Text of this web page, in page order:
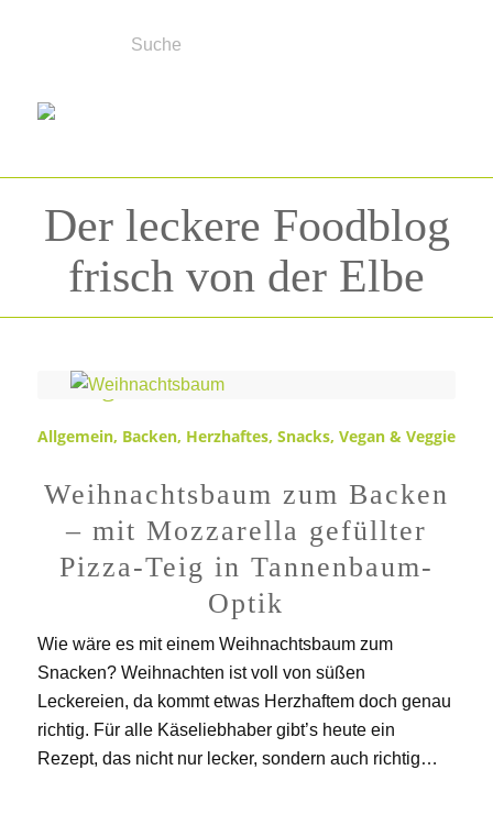
Der leckere Foodblog
frisch von der Elbe
Schlagwortarchiv für:
Allgemein, Backen, Herzhaftes, Snacks, Vegan & Veggie
Weihnachtsbaum zum Backen
– mit Mozzarella gefüllter
Pizza-Teig in Tannenbaum-
Optik
Wie wäre es mit einem Weihnachtsbaum zum
Snacken? Weihnachten ist voll von süßen
Leckereien, da kommt etwas Herzhaftem doch genau
richtig. Für alle Käseliebhaber gibt’s heute ein
Rezept, das nicht nur lecker, sondern auch richtig…